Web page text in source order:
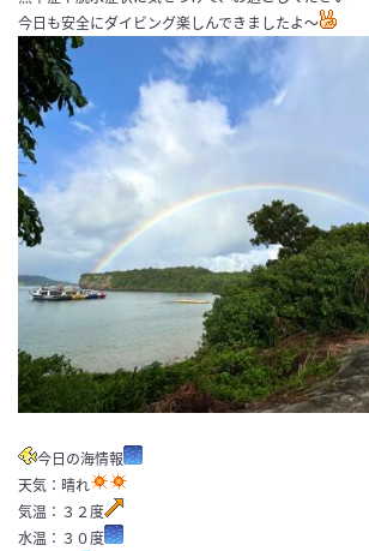
今日も安全にダイビング楽しんできましたよ〜
今日の海情報
天気：晴れ
気温：３２度
水温：３０度